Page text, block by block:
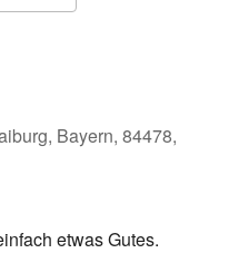
Bayern, 84478,
etwas Gutes.